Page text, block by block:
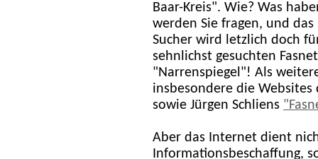
Baar-Kreis". Wie? Was
werden Sie fragen, und
Sucher wird letzlich doch
sehnlichst gesuchten
"Narrenspiegel"! Als
insbesondere die
sowie Jürgen Schliens
Aber das Internet dient
Informationsbeschaffung,